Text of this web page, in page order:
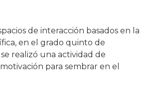
de interacción basados en la
en el grado quinto de
realizó una actividad de
para sembrar en el